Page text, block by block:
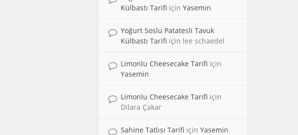
Külbastı Tarifi için Yasemin
Yoğurt Soslu Patatesli Tavuk
Külbastı Tarifi için lee schaedel
Limonlu Cheesecake Tarifi için
Yasemin
Limonlu Cheesecake Tarifi için
Dilara Çakar
Sahine Tatlısı Tarifi için Yasemin